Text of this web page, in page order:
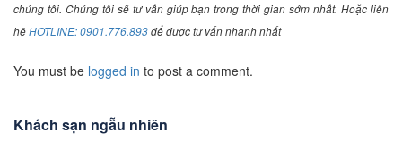
chúng tôi. Chúng tôi sẽ tư vấn giúp bạn trong thời gian sớm nhất. Hoặc liên
hệHOTLINE: 0901.776.893để được tư vấn nhanh nhất
You must be logged in to post a comment.
Khách sạn ngẫu nhiên